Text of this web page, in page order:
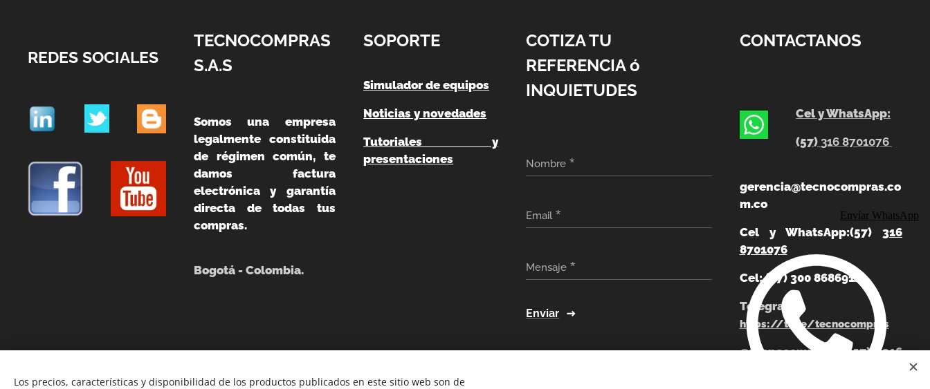
REDES SOCIALES
TECNOCOMPRAS
S.A.S
Somos una empresa
legalmente constituida
de régimen común, te
damos factura
electrónica y garantía
directa de todas tus
compras.
Bogotá - Colombia.
SOPORTE
Simulador de equipos
Noticias y novedades
Tutoriales y
presentaciones
COTIZA TU
REFERENCIA ó
INQUIETUDES
Nombre
Email
Mensaje
Enviar
CONTACTANOS
Cel y WhatsApp:
(57) 316 8701076
gerencia@tecnocompras.co
m.co
Cel y WhatsApp:(57) 316
8701076
Cel: (57) 300 8686914
Telegram:
https://t.me/tecnocompras
@tecnocompras;
(57) 316
Los precios, características y disponibilidad de los productos publicados en este sitio web son de
Envíar WhatsApp